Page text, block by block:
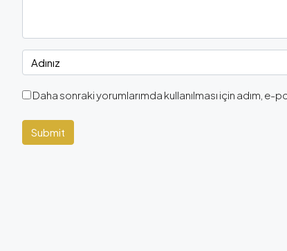
Daha sonraki yorumlarımda kullanılması için adım,